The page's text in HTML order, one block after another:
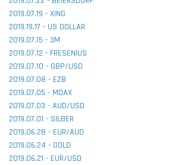
2019.07.19 - XING
2019.19.17 - US DOLLAR
2019.07.15 - 3M
2019.07.12 - FRESENIUS
2019.07.10 - GBP/USD
2019.07.08 - EZB
2019.07.05 - MDAX
2019.07.03 - AUD/USD
2019.07.01 - SILBER
2019.06.28 - EUR/AUD
2019.06.24 - GOLD
2019.06.21 - EUR/USD